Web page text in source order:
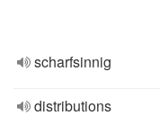
scharfsinnig
distributions